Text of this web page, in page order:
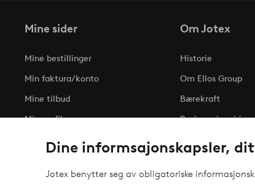
Dine informsajonskapsler,
Jotex benytter seg av obligatoriske
Mine sider
Mine bestillinger
Min faktura/konto
Mine tilbud
Min profil
Om Jotex
Historie
Om Ellos Group
Bærekraft
Business inquiries